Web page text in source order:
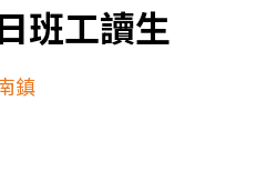
班工讀生
鎮